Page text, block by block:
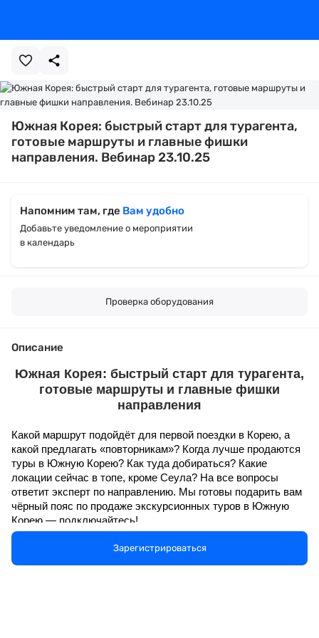
Южная Корея: быстрый старт для турагента,
готовые маршруты и главные фишки
направления. Вебинар 23.10.25
Напомним там, где Вам удобно
Добавьте уведомление о мероприятии
в календарь
Проверка оборудования
Описание
Южная Корея: быстрый старт для турагента,
готовые маршруты и главные фишки
направления
Какой маршрут подойдёт для первой поездки в Корею, а
какой предлагать «повторникам»? Когда лучше продаются
туры в Южную Корею? Как туда добираться? Какие
локации сейчас в топе, кроме Сеула? На все вопросы
ответит эксперт по направлению. Мы готовы подарить вам
чёрный пояс по продаже экскурсионных туров в Южную
Корею — подключайтесь!
Данила Олегович Дроздов - эксперт по
направлению Республика Корея
Зарегистрироваться